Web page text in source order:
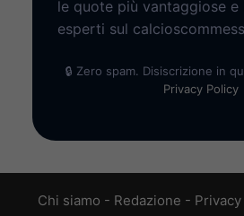
le quote più vantaggiose e
esperti sul
🔒 Zero spam. Disiscrizione in
Privacy Policy
Chi siamo - Redazione -